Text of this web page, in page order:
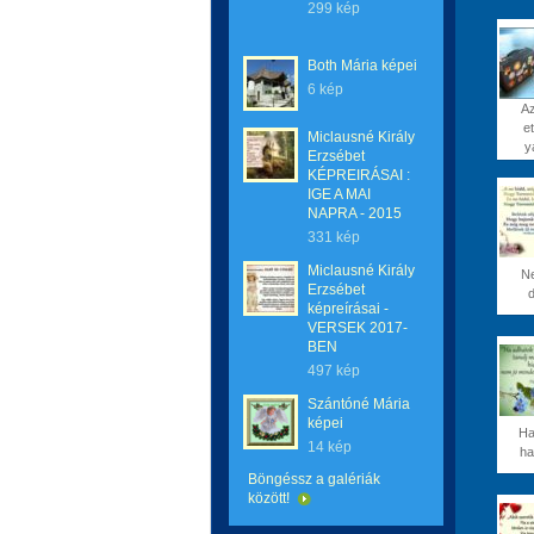
299 kép
Both Mária képei
6 kép
Miclausné Király
Erzsébet
KÉPREIRÁSAI :
IGE A MAI
NAPRA - 2015
331 kép
Miclausné Király
Erzsébet
képreírásai -
VERSEK 2017-
BEN
497 kép
Szántóné Mária
képei
14 kép
Böngéssz a galériák
között!